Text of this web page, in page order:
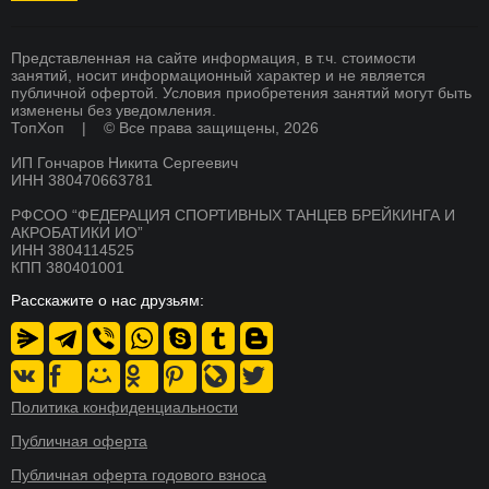
Памятка для родителей
Преподаватели
Стоимость
Расписание
О школе
Никита Гончаров
Система лояльности
Новости
Пресс-центр
Академия тренеров
Франшиза
Оплата
Магазин
Документы
Дипломы и сертификаты
Контакты
Реквизиты
ХИП ХОП
СОВРЕМЕННЫЕ ТАНЦЫ
K-POP
СКОРО
БРЕЙКИНГ
СКОРО
ХИП ХОП
СКОРО
СКОРО
АКТЕРСКОЕ МАСТЕРСТВО
СКОРО
СТРЕТЧИНГ
СКОРО
ФИТНЕС ТАНЦЫ
Представленная на сайте информация, в т.ч. стоимости
занятий, носит информационный характер и не является
публичной офертой. Условия приобретения занятий могут быть
изменены без уведомления.
ТопХоп | © Все права защищены, 2026
ИП Гончаров Никита Сергеевич
ИНН 380470663781
РФСОО “ФЕДЕРАЦИЯ СПОРТИВНЫХ ТАНЦЕВ БРЕЙКИНГА И
АКРОБАТИКИ ИО”
ИНН 3804114525
КПП 380401001
Расскажите о нас друзьям:
Политика конфиденциальности
Публичная оферта
Публичная оферта годового взноса